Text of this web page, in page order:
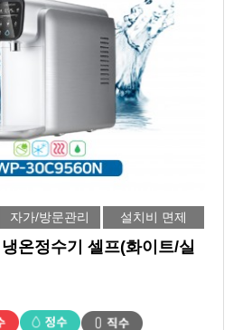
자가/방문관리 설치비 면제
온정수기 셀프(화이트/실